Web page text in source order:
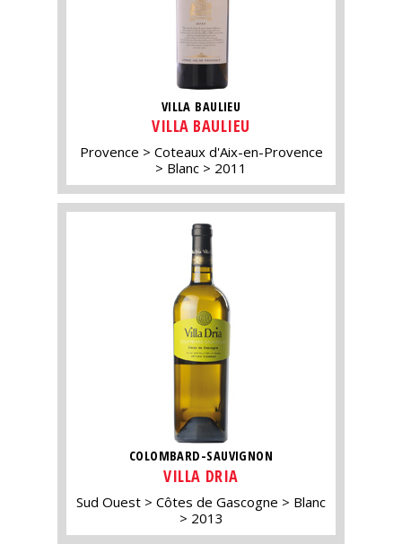
VILLA BAULIEU
VILLA BAULIEU
Provence
Coteaux d'Aix-en-Provence
Blanc
2011
COLOMBARD-SAUVIGNON
VILLA DRIA
Sud Ouest Côtes de Gascogne
Blanc
2013